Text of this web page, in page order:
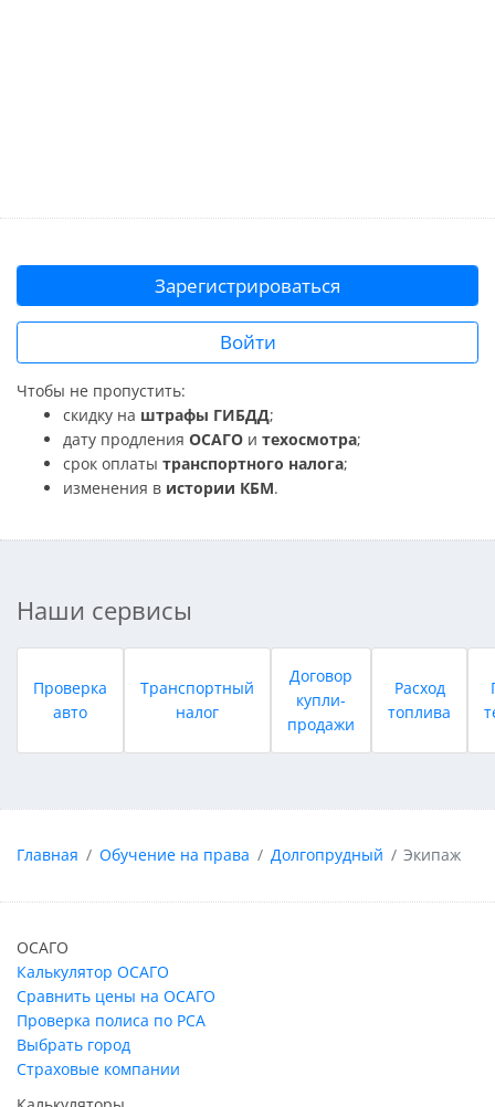
Зарегистрироваться
Войти
Чтобы не пропустить:
скидку на штрафы ГИБДД;
дату продления ОСАГО и техосмотра;
срок оплаты транспортного налога;
изменения в истории КБМ.
Наши сервисы
Проверка
авто
Транспортный
налог
Договор
купли-
продажи
Расход
топлива
Главная Обучение на права Долгопрудный Экипаж
ОСАГО
Калькулятор ОСАГО
Сравнить цены на ОСАГО
Проверка полиса по РСА
Выбрать город
Страховые компании